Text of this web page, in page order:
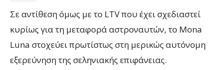
Σε αντίθεση όμως με το LTV που έχει σχεδιαστεί
κυρίως για τη μεταφορά αστροναυτών, το Mona
Luna στοχεύει πρωτίστως στη μερικώς αυτόνομη
εξερεύνηση της σεληνιακής επιφάνειας.